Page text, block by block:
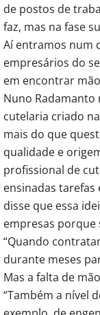
de postos de
faz, mas na fase
Aí entramos num
empresários do
em encontrar
Nuno Radamanto
cutelaria criado na
mais do que
qualidade e
profissional de
ensinadas tarefas
disse que essa
empresas
“Quando
durante meses
Mas a falta de
“Também a nível